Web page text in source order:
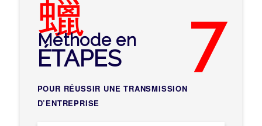
Méthode en 7
ÉTAPES
POUR RÉUSSIR UNE TRANSMISSION
D’ENTREPRISE